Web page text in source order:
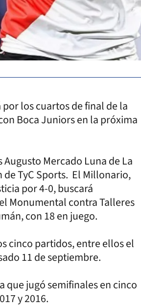
los cuartos de final de la
Boca Juniors en la próxima
Mercado Luna de La
de TyC Sports. El Millonario,
por 4-0, buscará
Monumental contra Talleres
con 18 en juego.
cinco partidos, entre ellos el
11 de septiembre.
que jugó semifinales en cinco
y 2016.